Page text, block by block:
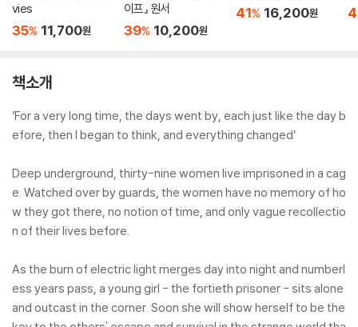
vies
35% 11,700원
이프』 원서
39% 10,200원
41% 16,200원
책소개
‘For a very long time, the days went by, each just like the day b
efore, then I began to think, and everything changed’
Deep underground, thirty-nine women live imprisoned in a cag
e. Watched over by guards, the women have no memory of ho
w they got there, no notion of time, and only vague recollectio
n of their lives before.
As the burn of electric light merges day into night and numberl
ess years pass, a young girl - the fortieth prisoner - sits alone
and outcast in the corner. Soon she will show herself to be the